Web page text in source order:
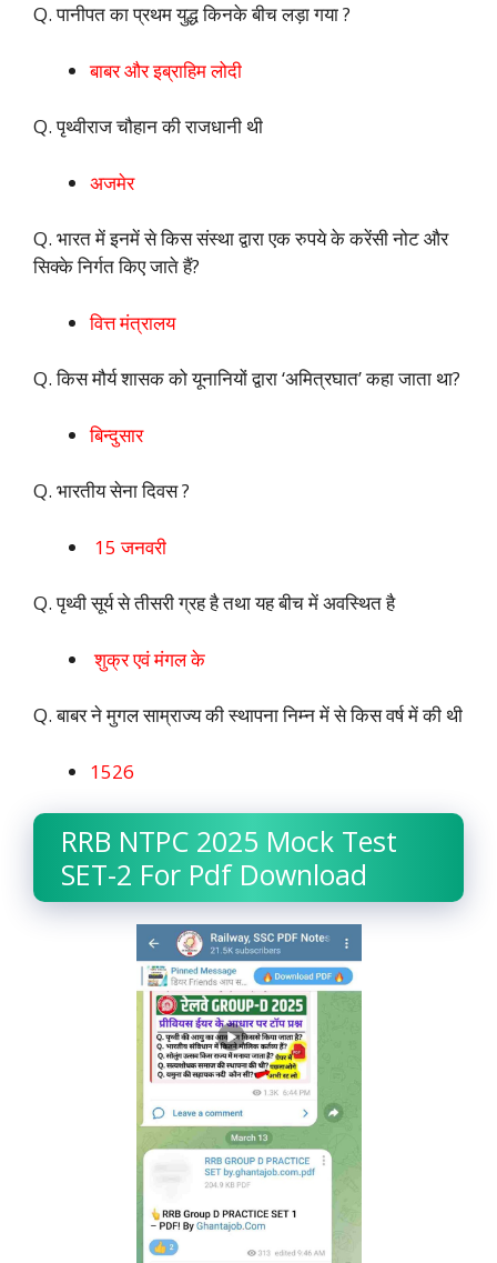
Q. पानीपत का प्रथम युद्ध किनके बीच लड़ा गया ?
बाबर और इब्राहिम लोदी
Q. पृथ्वीराज चौहान की राजधानी थी
अजमेर
Q. भारत में इनमें से किस संस्था द्वारा एक रुपये के करेंसी नोट और
सिक्के निर्गत किए जाते हैं?
वित्त मंत्रालय
Q. किस मौर्य शासक को यूनानियों द्वारा ‘अमित्रघात’ कहा जाता था?
बिन्दुसार
Q. भारतीय सेना दिवस ?
15 जनवरी
Q. पृथ्वी सूर्य से तीसरी ग्रह है तथा यह बीच में अवस्थित है
शुक्र एवं मंगल के
Q. बाबर ने मुगल साम्राज्य की स्थापना निम्न में से किस वर्ष में की थी
1526
RRB NTPC 2025 Mock Test
SET-2 For Pdf Download